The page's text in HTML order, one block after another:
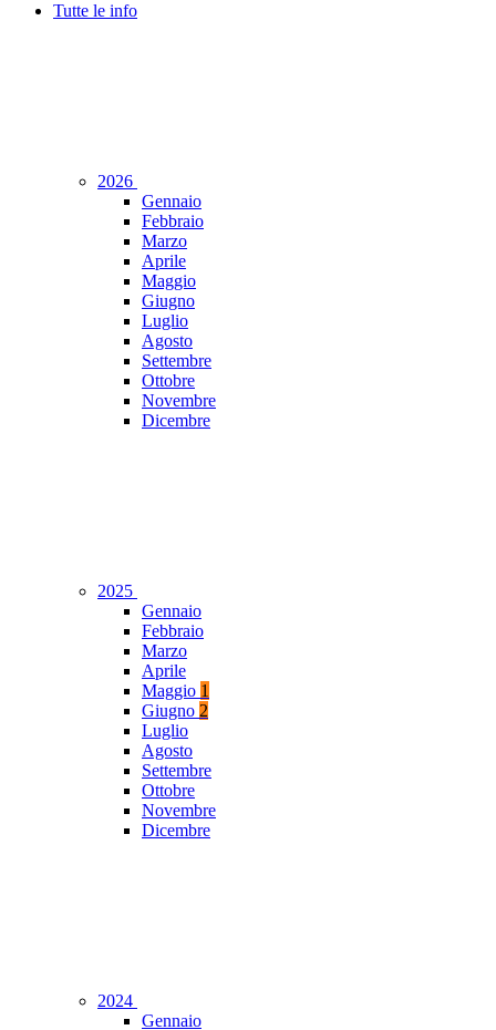
Tutte le info
2026
Gennaio
Febbraio
Marzo
Aprile
Maggio
Giugno
Luglio
Agosto
Settembre
Ottobre
Novembre
Dicembre
2025
Gennaio
Febbraio
Marzo
Aprile
Maggio 1
Giugno 2
Luglio
Agosto
Settembre
Ottobre
Novembre
Dicembre
2024
Gennaio